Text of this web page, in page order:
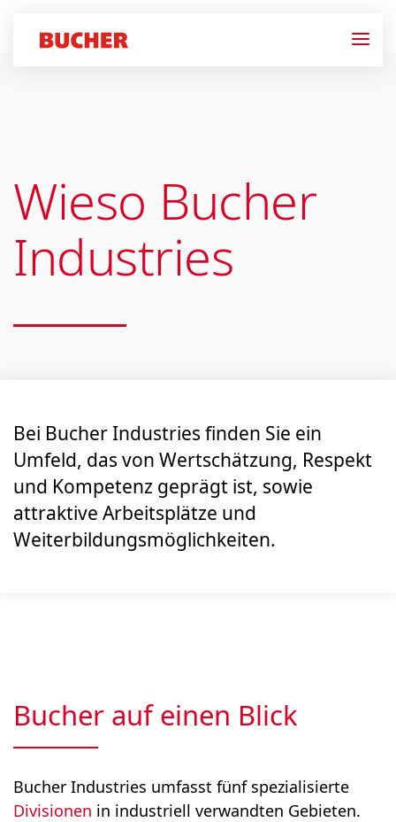
Wieso Bucher
Industries
Bei Bucher Industries finden Sie ein
Umfeld, das von Wert­schätzung, Respekt
und Kompetenz geprägt ist, sowie
attraktive Arbeitsplätze und
Weiterbildungsmöglichkeiten.
Bucher auf einen Blick
Bucher Industries umfasst fünf spezialisierte
Divisionen in industriell verwandten Gebieten.